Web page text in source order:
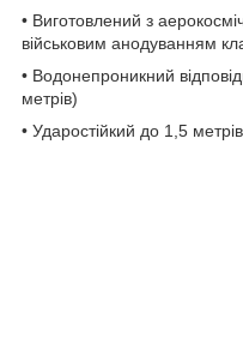
• Виготовлений з
військовим анодуванням
• Водонепроникний
метрів)
• Ударостійкий до 1,5 метрів